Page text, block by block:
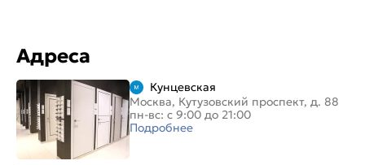
Адреса
Кунцевская
Москва, Кутузовский проспект, д. 88
пн-вс: с 9:00 до 21:00
Подробнее